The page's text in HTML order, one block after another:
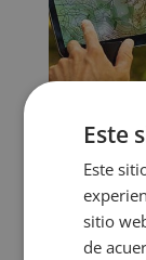
Maestría
en
Maestría
en
2.976$El
744
Este
Este
sitio
de